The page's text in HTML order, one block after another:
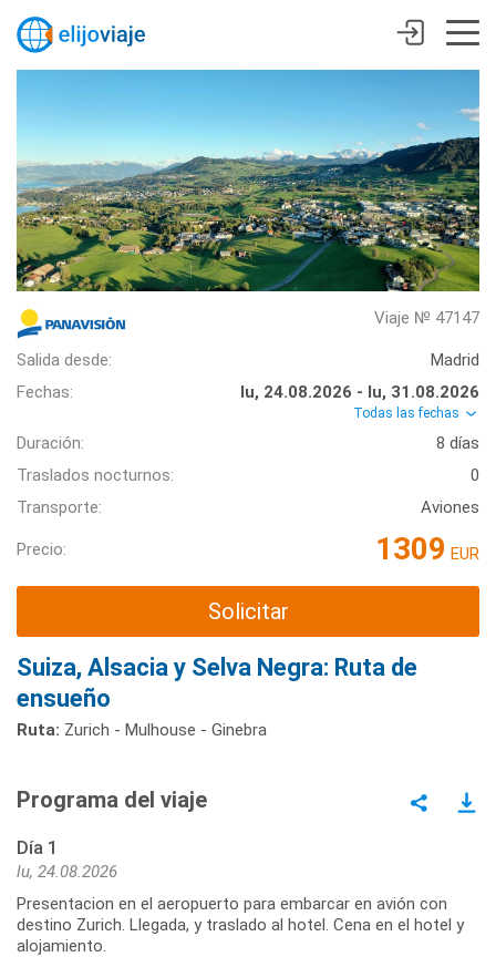
Viaje № 47147
Salida desde:
Madrid
Fechas:
lu, 24.08.2026 - lu, 31.08.2026
Todas las fechas
Duración:
8 días
Traslados nocturnos:
0
Transporte:
Aviones
Precio: 1309 EUR
Solicitar
Suiza, Alsacia y Selva Negra: Ruta de
ensueño
Ruta: Zurich - Mulhouse - Ginebra
Programa del viaje
Día 1
lu, 24.08.2026
Presentacion en el aeropuerto para embarcar en avión con
destino Zurich. Llegada, y traslado al hotel. Cena en el hotel y
alojamiento.